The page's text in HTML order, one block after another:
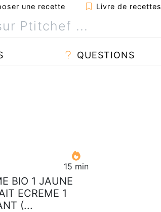
une recette Livre de recettes
QUESTIONS
15 min
BIO 1 JAUNE
ECREME 1
(...